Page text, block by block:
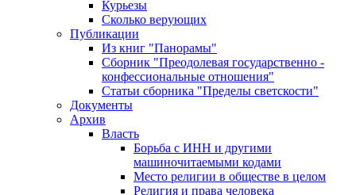
Курьезы
Сколько верующих
Публикации
Из книг "Панорамы"
Сборник "Преодолевая государственно -
конфессиональные отношения"
Статьи сборника "Пределы светскости"
Документы
Архив
Власть
Борьба с ИНН и другими
машиночитаемыми кодами
Место религии в обществе в целом
Религия и права человека